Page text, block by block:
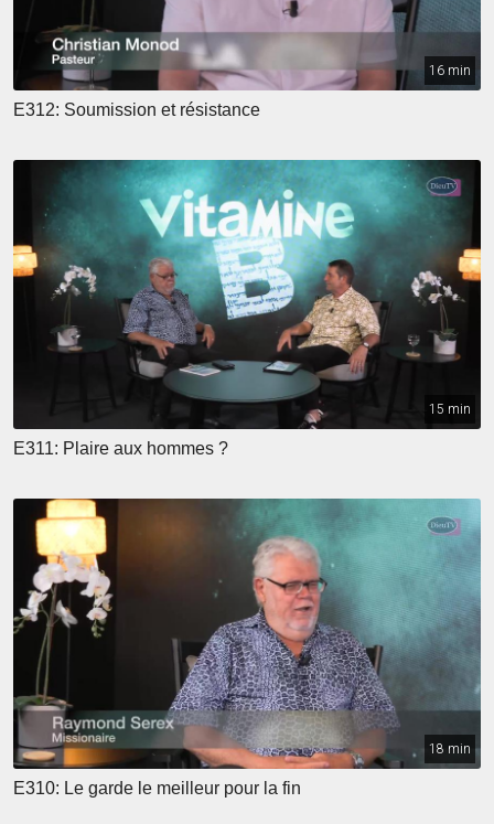
16 min
E312: Soumission et résistance
15 min
E311: Plaire aux hommes ?
18 min
E310: Le garde le meilleur pour la fin